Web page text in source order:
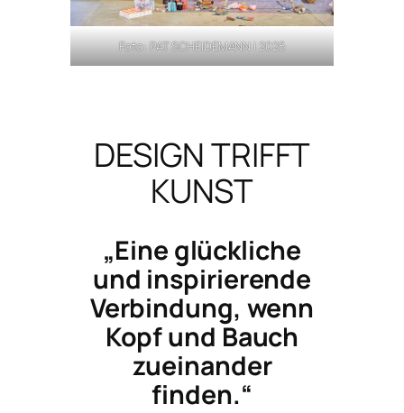
Foto: PAT SCHEIDEMANN | 2025
DESIGN TRIFFT
KUNST
„Eine glückliche
und inspirierende
Verbindung, wenn
Kopf und Bauch
zueinander
finden.“